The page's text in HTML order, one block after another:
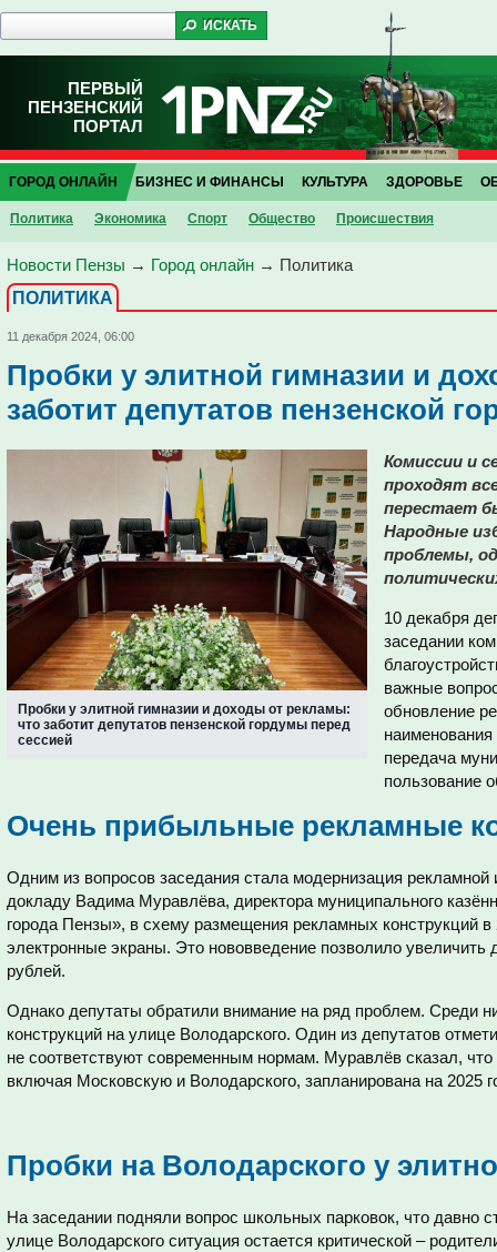
ПЕРВЫЙ
ПЕНЗЕНСКИЙ
ПОРТАЛ
ГОРОД ОНЛАЙН
Политика Экономика Спорт Общество Проиcшествия
БИЗНЕС И ФИНАНСЫ КУЛЬТУРА ЗДОРОВЬЕ
Новости Пензы → Город онлайн → Политика
ПОЛИТИКА
11 декабря 2024, 06:00
Пробки у элитной гимназии и
заботит депутатов пензенской
Пробки у элитной гимназии и доходы от рекламы:
что заботит депутатов пензенской гордумы перед
сессией
Комиссии и
проходят
перестает
Народные
проблемы,
10 декабря
заседании
важные
обновление
передача
пользование
Очень прибыльные рекламные
Одним из вопросов заседания стала модернизация рекламной
докладу Вадима Муравлёва, директора муниципального
города Пензы», в схему размещения рекламных конструкций
электронные экраны. Это нововведение позволило
рублей.
Однако депутаты обратили внимание на ряд проблем. Среди
конструкций на улице Володарского. Один из депутатов
не соответствуют современным нормам. Муравлёв сказал,
включая Московскую и Володарского, запланирована на 2025
Пробки на Володарского у
На заседании подняли вопрос школьных парковок, что давно
улице Володарского ситуация остается критической –